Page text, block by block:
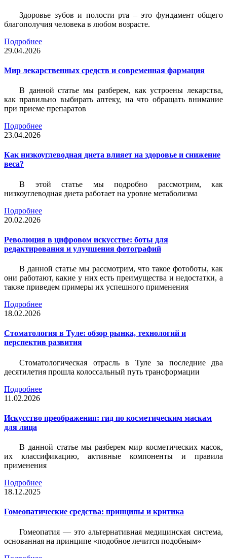
Здоровье зубов и полости рта – это фундамент общего
благополучия человека в любом возрасте.
Подробнее
29.04.2026
Мир лекарственных средств и современная фармация
В данной статье мы разберем, как устроены лекарства,
как правильно выбирать аптеку, на что обращать внимание
при приеме препаратов
Подробнее
23.04.2026
Как низкоуглеводная диета влияет на здоровье и снижение
веса?
В этой статье мы подробно рассмотрим, как
низкоуглеводная диета работает на уровне метаболизма
Подробнее
20.02.2026
Революция в цифровом искусстве: боты для
редактирования и улучшения фотографий
В данной статье мы рассмотрим, что такое фотоботы, как
они работают, какие у них есть преимущества и недостатки, а
также приведем примеры их успешного применения
Подробнее
18.02.2026
Стоматология в Туле: обзор рынка, технологий и
перспектив развития
Стоматологическая отрасль в Туле за последние два
десятилетия прошла колоссальный путь трансформации
Подробнее
11.02.2026
Искусство преображения: гид по косметическим маскам
для лица
В данной статье мы разберем мир косметических масок,
их классификацию, активные компоненты и правила
применения
Подробнее
18.12.2025
Гомеопатические средства: принципы и критика
Гомеопатия — это альтернативная медицинская система,
основанная на принципе «подобное лечится подобным»